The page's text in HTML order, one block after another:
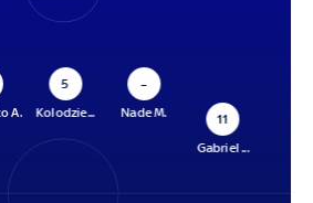
A.
5
Kolodzie...
–
Nade M.
11
Gabriel ...